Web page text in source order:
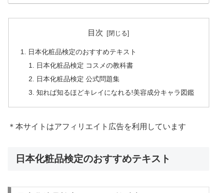
目次
日本化粧品検定のおすすめテキスト
日本化粧品検定 コスメの教科書
日本化粧品検定 公式問題集
知れば知るほどキレイになれる!美容成分キャラ図鑑
＊本サイトはアフィリエイト広告を利用しています
日本化粧品検定のおすすめテキスト